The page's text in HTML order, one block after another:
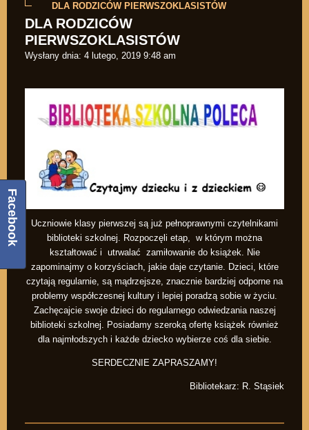
DLA RODZICÓW PIERWSZOKLASISTÓW
DLA RODZICÓW
PIERWSZOKLASISTÓW
Wysłany dnia: 4 lutego, 2019 9:48 am
Uczniowie klasy pierwszej są już pełnoprawnymi czytelnikami
biblioteki szkolnej. Rozpoczęli etap, w którym można
kształtować i utrwalać zamiłowanie do książek. Nie
zapominajmy o korzyściach, jakie daje czytanie. Dzieci, które
czytają regularnie, są mądrzejsze, znacznie bardziej odporne na
problemy współczesnej kultury i lepiej poradzą sobie w życiu.
Zachęcajcie swoje dzieci do regularnego odwiedzania naszej
biblioteki szkolnej. Posiadamy szeroką ofertę książek również
dla najmłodszych i każde dziecko wybierze coś dla siebie.
SERDECZNIE ZAPRASZAMY!
Bibliotekarz: R. Stąsiek
Facebook